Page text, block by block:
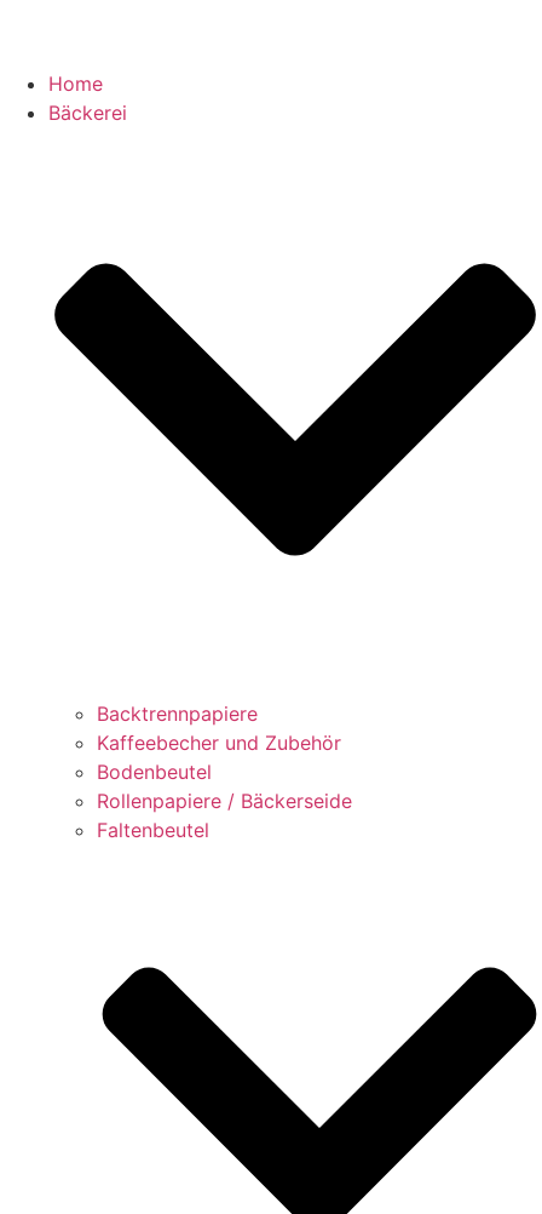
Home
Bäckerei
Backtrennpapiere
Kaffeebecher und Zubehör
Bodenbeutel
Rollenpapiere / Bäckerseide
Faltenbeutel